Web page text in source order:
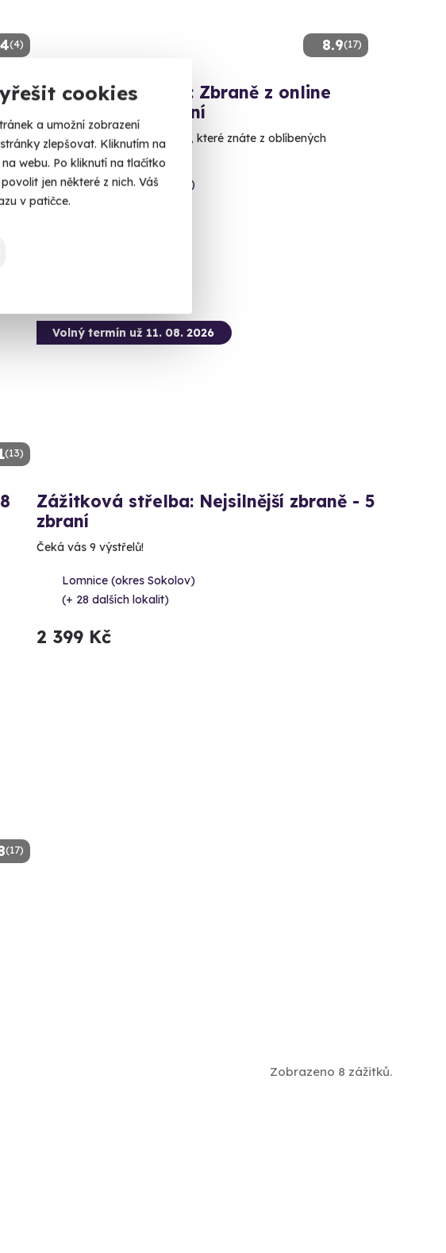
cookies
a umožní zobrazení
zlepšovat. Kliknutím na
webu. Po kliknutí na tlačítko
jen některé z nich. Váš
v patičce.
(4)
- 7
8.9(17)
Zážitková střelba: Zbraně z online
stříleček - 11 zbraní
Vyzkoušejte si naživo zbraně, které znáte z oblíbených
stříleček!
Lomnice (okres Sokolov)
(+ 28 dalších lokalit)
(13)
Volný termín už 11. 08. 2026
Zážitková střelba: Nejsilnější zbraně - 5
zbraní
Čeká vás 9 výstřelů!
Lomnice (okres Sokolov)
(+ 28 dalších lokalit)
2 399 Kč
(17)
Zobrazeno 8 zážitků.